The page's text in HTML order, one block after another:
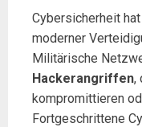
Cybersicherheit
moderner
Militärische
Hackerangriffen,
kompromittieren
Fortgeschrittene